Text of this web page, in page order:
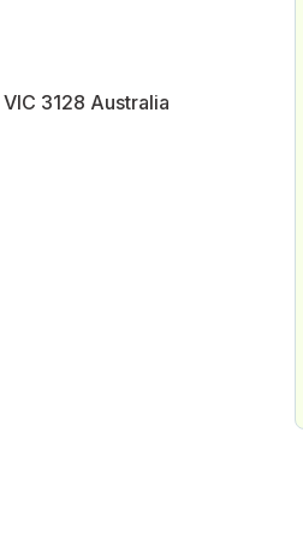
3128 Australia